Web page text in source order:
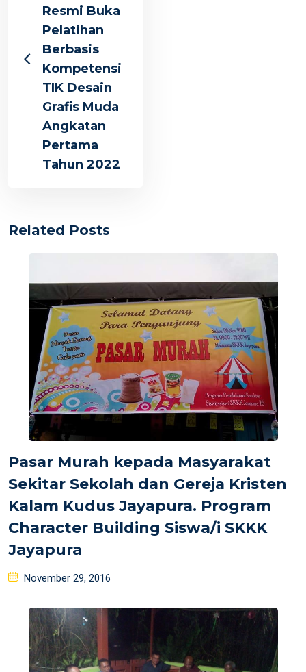
Resmi Buka
Pelatihan
Berbasis
Kompetensi
TIK Desain
Grafis Muda
Angkatan
Pertama
Tahun 2022
Related Posts
Pasar Murah kepada Masyarakat
Sekitar Sekolah dan Gereja Kristen
Kalam Kudus Jayapura. Program
Character Building Siswa/i SKKK
Jayapura
Posted
November 29, 2016